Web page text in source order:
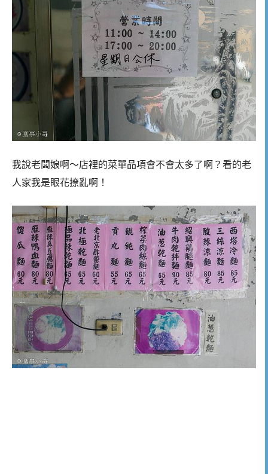
我說老闆娘啊～店裡的菜單品項會不會太多了啊？看的老
人家我是眼花撩亂啊！